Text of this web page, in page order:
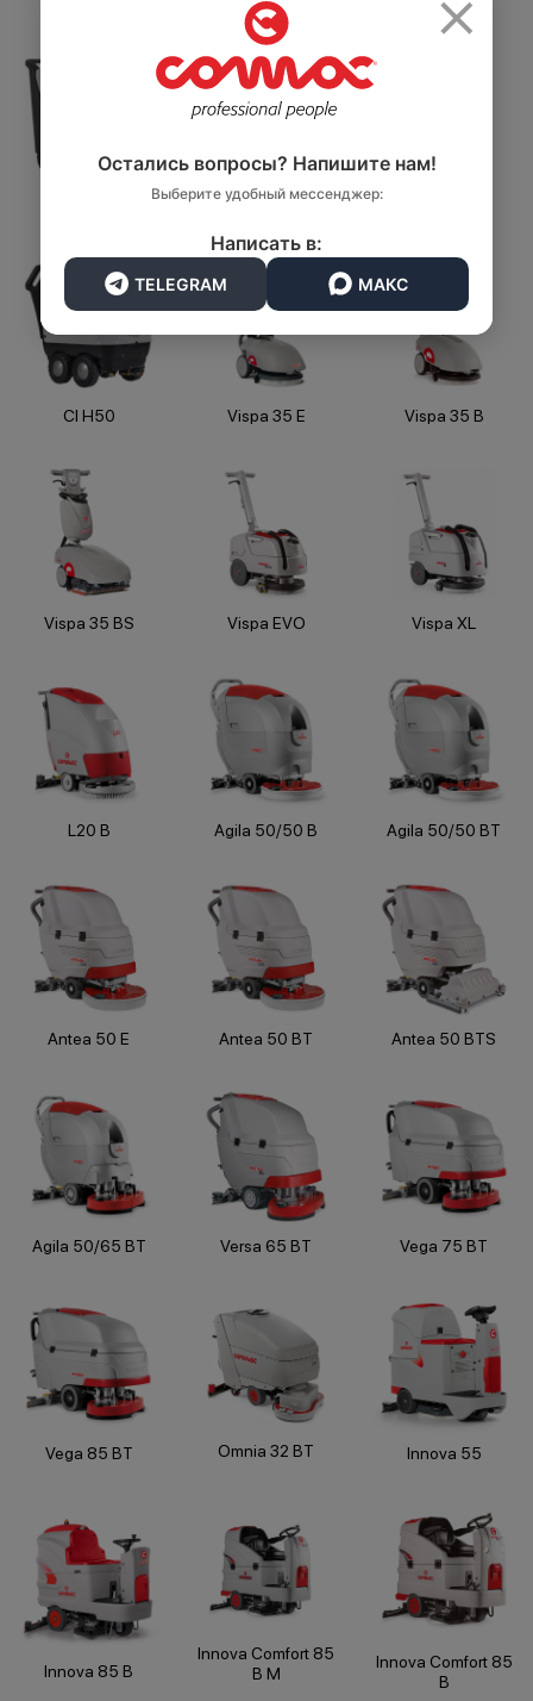
CI H40 EM INOX
CI H50 Vispa 35 E Vispa 35 B
Vispa 35 BS Vispa EVO Vispa XL
L20 B Agila 50/50 B Agila 50/50 BT
Antea 50 E Antea 50 BT Antea 50 BTS
Agila 50/65 BT Versa 65 BT Vega 75 BT
Vega 85 BT Omnia 32 BT Innova 55
Innova 85 B
Innova Comfort 85
B M
Innova Comfort 85
B
Остались вопросы? Напишите нам!
Выберите удобный мессенджер:
Написать в:
TELEGRAM МАКС